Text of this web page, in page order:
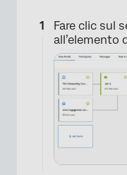
Fare clic sul
all’elemento